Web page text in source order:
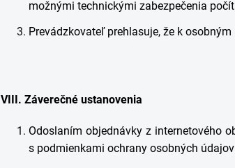
možnými technickými zabezpečenia
Prevádzkovateľ prehlasuje, že k
VIII. Záverečné ustanovenia
Odoslaním objednávky z internetového
s podmienkami ochrany osobných